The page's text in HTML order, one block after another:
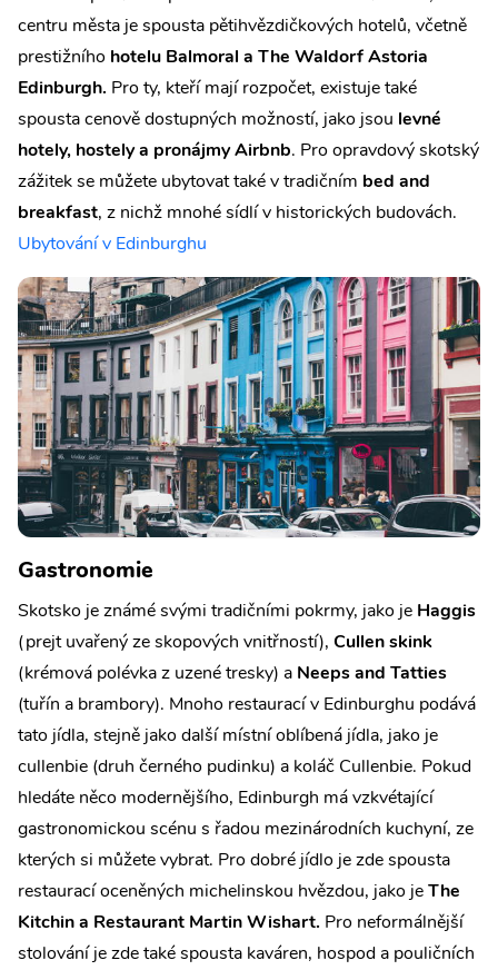
centru města je spousta pětihvězdičkových hotelů, včetně
prestižního hotelu Balmoral a The Waldorf Astoria
Edinburgh. Pro ty, kteří mají rozpočet, existuje také
spousta cenově dostupných možností, jako jsou levné
hotely, hostely a pronájmy Airbnb. Pro opravdový skotský
zážitek se můžete ubytovat také v tradičním bed and
breakfast, z nichž mnohé sídlí v historických budovách.
Ubytování v Edinburghu
Gastronomie
Skotsko je známé svými tradičními pokrmy, jako je Haggis
(prejt uvařený ze skopových vnitřností), Cullen skink
(krémová polévka z uzené tresky) a Neeps and Tatties
(tuřín a brambory). Mnoho restaurací v Edinburghu podává
tato jídla, stejně jako další místní oblíbená jídla, jako je
cullenbie (druh černého pudinku) a koláč Cullenbie. Pokud
hledáte něco modernějšího, Edinburgh má vzkvétající
gastronomickou scénu s řadou mezinárodních kuchyní, ze
kterých si můžete vybrat. Pro dobré jídlo je zde spousta
restaurací oceněných michelinskou hvězdou, jako jeThe
Kitchin a Restaurant Martin Wishart. Pro neformálnější
stolování je zde také spousta kaváren, hospod a pouličních